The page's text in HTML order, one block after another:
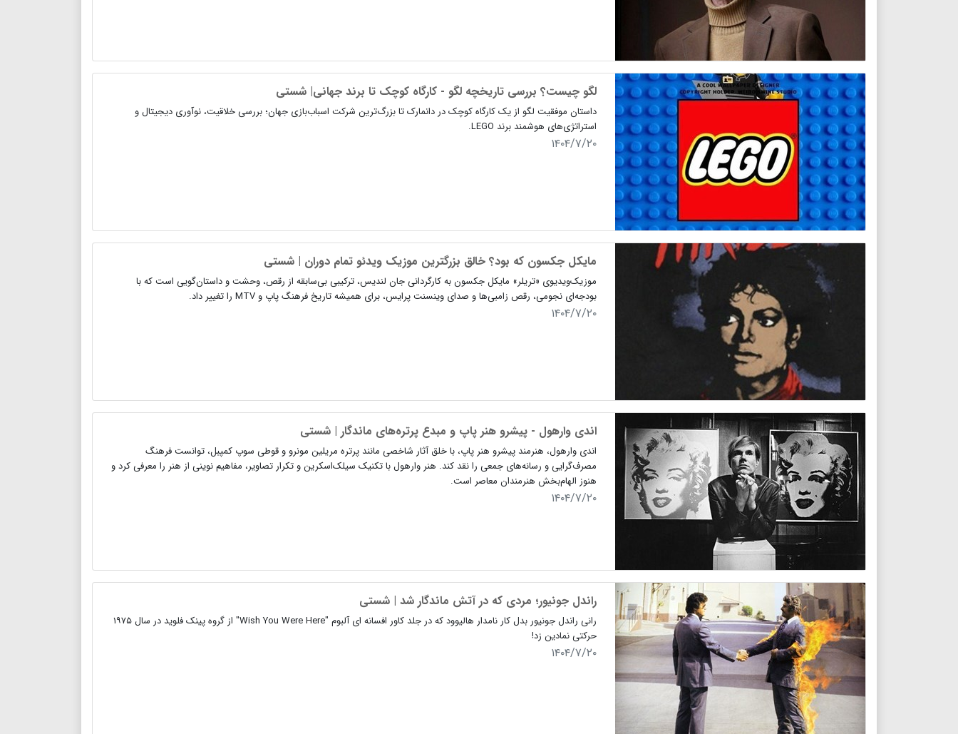
لگو چیست؟ بررسی تاریخچه لگو - کارگاه کوچک تا برند جهانی| شستی
داستان موفقیت لگو از یک کارگاه کوچک در دانمارک تا بزرگ‌ترین شرکت اسباب‌بازی جهان؛ بررسی خلاقیت، نوآوری دیجیتال و
استراتژی‌های هوشمند برند LEGO.
۱۴۰۴/۷/۲۰
مایکل جکسون که بود؟ خالق بزرگترین موزیک ویدئو تمام دوران | شستی
موزیک‌ویدیوی «تریلر» مایکل جکسون به کارگردانی جان لندیس، ترکیبی بی‌سابقه از رقص، وحشت و داستان‌گویی است که با
بودجه‌ای نجومی، رقص زامبی‌ها و صدای وینسنت پرایس، برای همیشه تاریخ فرهنگ پاپ و MTV را تغییر داد.
۱۴۰۴/۷/۲۰
اندی وارهول - پیشرو هنر پاپ و مبدع پرتره‌های ماندگار | شستی
اندی وارهول، هنرمند پیشرو هنر پاپ، با خلق آثار شاخصی مانند پرتره مریلین مونرو و قوطی سوپ کمپبل، توانست فرهنگ
مصرف‌گرایی و رسانه‌های جمعی را نقد کند. هنر وارهول با تکنیک سیلک‌اسکرین و تکرار تصاویر، مفاهیم نوینی از هنر را معرفی کرد و
هنوز الهام‌بخش هنرمندان معاصر است.
۱۴۰۴/۷/۲۰
راندل جونیور؛ مردی که در آتش ماندگار شد | شستی
رانی راندل جونیور بدل کار نامدار هالیوود که در جلد کاور افسانه ای آلبوم "Wish You Were Here" از گروه پینک فلوید در سال ۱۹۷۵
حرکتی نمادین زد!
۱۴۰۴/۷/۲۰